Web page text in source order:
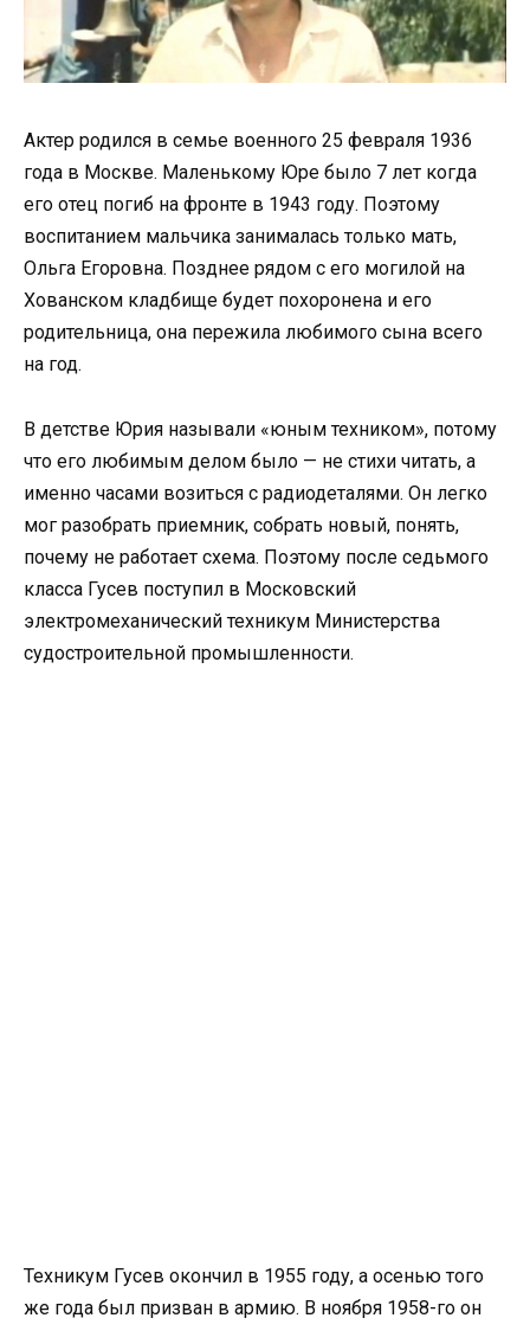
Актер родился в семье военного 25 февраля 1936
года в Москве. Маленькому Юре было 7 лет когда
его отец погиб на фронте в 1943 году. Поэтому
воспитанием мальчика занималась только мать,
Ольга Егоровна. Позднее рядом с его могилой на
Хованском кладбище будет похоронена и его
родительница, она пережила любимого сына всего
на год.
В детстве Юрия называли «юным техником», потому
что его любимым делом было — не стихи читать, а
именно часами возиться с радиодеталями. Он легко
мог разобрать приемник, собрать новый, понять,
почему не работает схема. Поэтому после седьмого
класса Гусев поступил в Московский
электромеханический техникум Министерства
судостроительной промышленности.
Техникум Гусев окончил в 1955 году, а осенью того
же года был призван в армию. В ноября 1958-го он